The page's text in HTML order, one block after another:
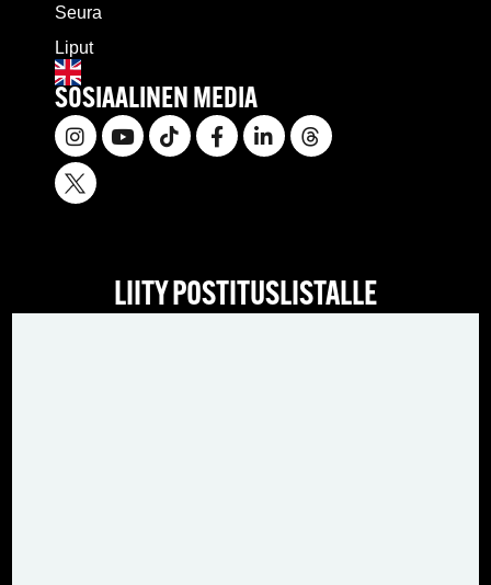
Seura
Liput
SOSIAALINEN MEDIA
LIITY POSTITUSLISTALLE